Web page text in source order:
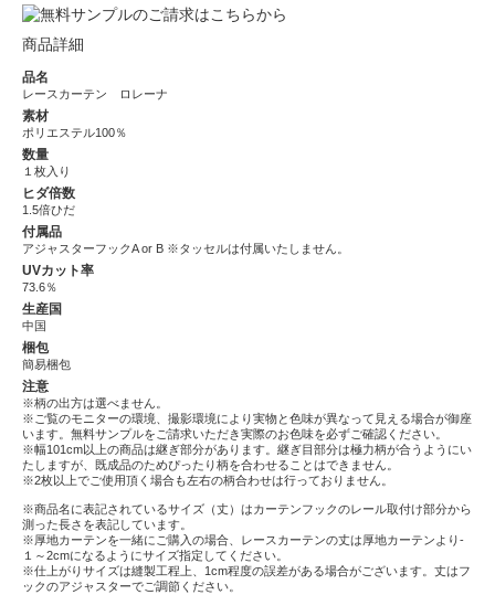
商品詳細
品名
レースカーテン ロレーナ
素材
ポリエステル100％
数量
１枚入り
ヒダ倍数
1.5倍ひだ
付属品
アジャスターフックA or B ※タッセルは付属いたしません。
UVカット率
73.6％
生産国
中国
梱包
簡易梱包
注意
※柄の出方は選べません。
※ご覧のモニターの環境、撮影環境により実物と色味が異なって見える場合が御座
います。無料サンプルをご請求いただき実際のお色味を必ずご確認ください。
※幅101cm以上の商品は継ぎ部分があります。継ぎ目部分は極力柄が合うようにい
たしますが、既成品のためぴったり柄を合わせることはできません。
※2枚以上でご使用頂く場合も左右の柄合わせは行っておりません。
※商品名に表記されているサイズ（丈）はカーテンフックのレール取付け部分から
測った長さを表記しています。
※厚地カーテンを一緒にご購入の場合、レースカーテンの丈は厚地カーテンより-
１～2cmになるようにサイズ指定してください。
※仕上がりサイズは縫製工程上、1cm程度の誤差がある場合がございます。丈はフ
ックのアジャスターでご調節ください。